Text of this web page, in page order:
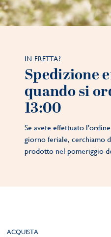
IN FRETTA?
Spedizione
quando si
13:00
Se avete effettuato
giorno feriale, cerchiamo
prodotto nel pomeriggio
ACQUISTA